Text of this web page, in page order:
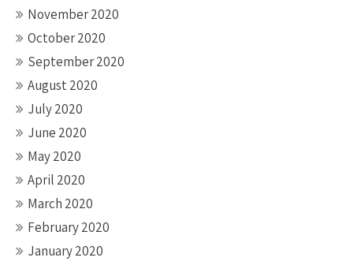
November 2020
October 2020
September 2020
August 2020
July 2020
June 2020
May 2020
April 2020
March 2020
February 2020
January 2020